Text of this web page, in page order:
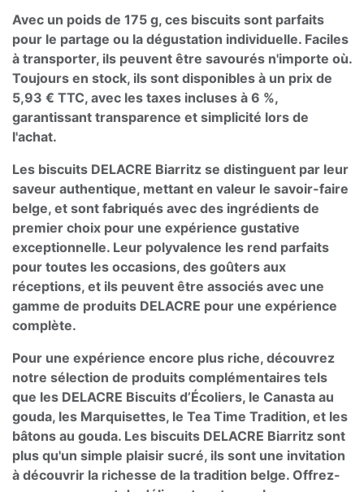
Avec un poids de 175 g, ces biscuits sont parfaits
pour le partage ou la dégustation individuelle. Faciles
à transporter, ils peuvent être savourés n'importe où.
Toujours en stock, ils sont disponibles à un prix de
5,93 € TTC, avec les taxes incluses à 6 %,
garantissant transparence et simplicité lors de
l'achat.
Les biscuits DELACRE Biarritz se distinguent par leur
saveur authentique, mettant en valeur le savoir-faire
belge, et sont fabriqués avec des ingrédients de
premier choix pour une expérience gustative
exceptionnelle. Leur polyvalence les rend parfaits
pour toutes les occasions, des goûters aux
réceptions, et ils peuvent être associés avec une
gamme de produits DELACRE pour une expérience
complète.
Pour une expérience encore plus riche, découvrez
notre sélection de produits complémentaires tels
que les DELACRE Biscuits d’Écoliers, le Canasta au
gouda, les Marquisettes, le Tea Time Tradition, et les
bâtons au gouda. Les biscuits DELACRE Biarritz sont
plus qu'un simple plaisir sucré, ils sont une invitation
à découvrir la richesse de la tradition belge. Offrez-